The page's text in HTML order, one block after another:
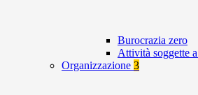
Burocrazia zero
Attività soggette
Organizzazione 3